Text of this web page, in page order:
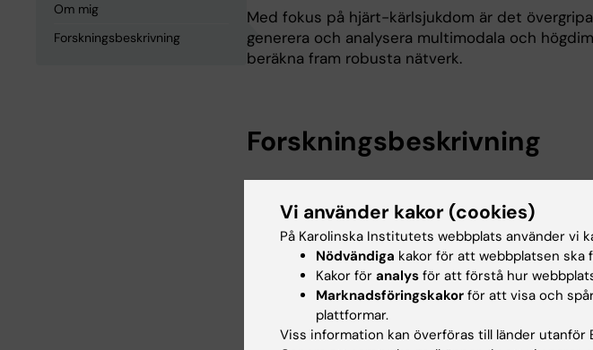
Om mig
Forskningsbeskrivning
Med fokus på hjärt-kärlsjukdom är det
generera och analysera multimodala och
beräkna fram robusta nätverk.
Forskningsbeskrivning
generera och analysera multimodala och
dessa beräkna fram robusta nätverksmodeller
Nätverksmodeller har en stark potential att
diagnosticera sjukdom, identifiera nya
behandlingsstrategier påverkar
har min forskargrupp initierat en rad studier
som tillsammans med detaljerad
Vi använder kakor (cookies)
På Karolinska Institutets webbplats använder vi
Nödvändiga kakor för att webbplatsen ska
Kakor för analys för att förstå hur
Marknadsföringskakor för att visa och
plattformar.
Viss information kan överföras till länder utanför